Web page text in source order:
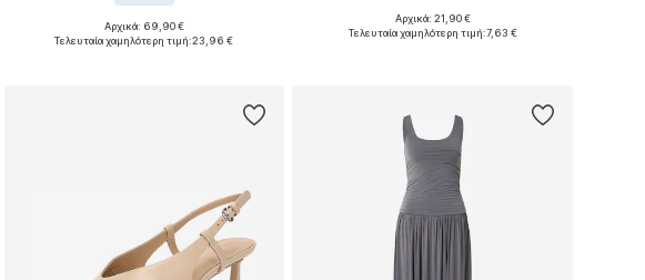
Διαθέσιμα μεγέθη: 34, 36, 38, 40
Αρχικά: 69,90 €
Τελευταία χαμηλότερη τιμή:23,96 €
+1
Διαθέσιμα μεγέθη: XS, S, M, L
Αρχικά: 21,90 €
Τελευταία χαμηλότερη τιμή:7,63 €